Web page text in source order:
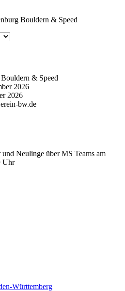
Bouldern & Speed
& Speed
2026
2026
bw.de
Neulinge über MS Teams am
Uhr
Württemberg